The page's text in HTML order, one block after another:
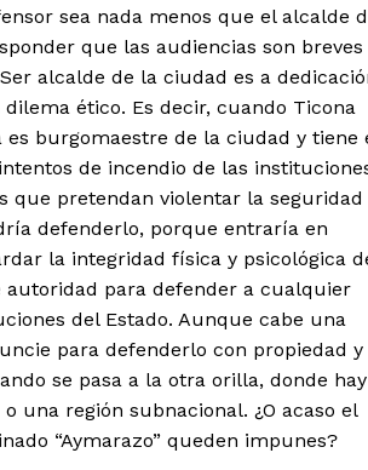
Diario los Andes
Nosotros
sea nada menos que el alcalde
que las audiencias son breves
alcalde de la ciudad es a
ético. Es decir, cuando Ticona
burgomaestre de la ciudad y tiene
de incendio de las
que pretendan violentar la seguridad
defenderlo, porque entraría en
la integridad física y psicológica
autoridad para defender a cualquier
del Estado. Aunque cabe una
para defenderlo con propiedad y
se pasa a la otra orilla, donde hay
una región subnacional. ¿O acaso el
“Aymarazo” queden impunes?